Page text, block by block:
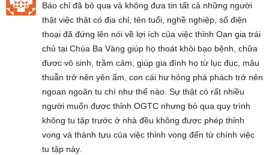
Báo chỉ đã bỏ qua và không đưa tin tất cả những người
thật việc thật có địa chỉ, tên tuổi, nghề nghiệp, số điện
thoại đã đứng lên nói về lợi ích của việc thỉnh Oan gia trái
chủ tại Chùa Ba Vàng giúp họ thoát khỏi bạo bệnh, chữa
được vô sinh, trầm cảm, giúp gia đình họ từ lục đục, mâu
thuẫn trở nên yên ấm, con cái hư hỏng phá phách trở nên
ngoan ngoãn tu chí như thế nào. Sự thật có rất nhiều
người muốn được thỉnh OGTC nhưng bỏ qua quy trình
không tu tập trước ở nhà đều không được phép thỉnh
vong và thành tựu của việc thỉnh vong đến từ chính việc
tu tập này.